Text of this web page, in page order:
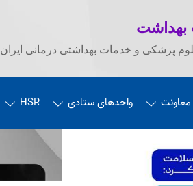
بهداشت
پزشکی و خدمات بهداشتی درمانی ایران
معاونت واحدهای ستادی HSR